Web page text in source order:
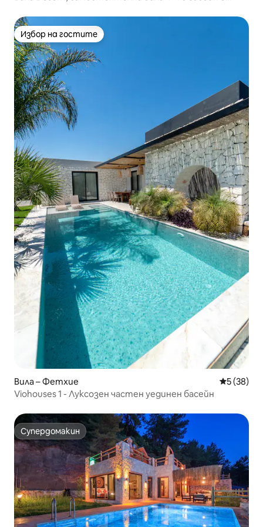
Избор на гостите
Избор на гостите
Вила – Фетхие Средна
5 (38)
Viohouses 1 - Луксозен частен уединен басейн
Супердомакин
Супердомакин